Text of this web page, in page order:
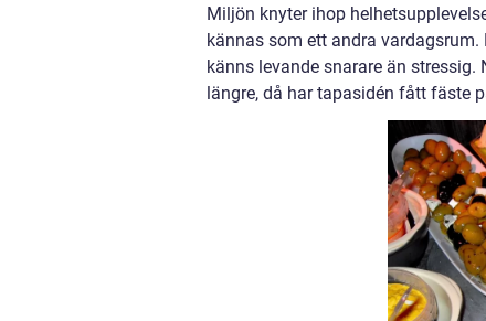
Miljön knyter ihop
kännas som ett andra
känns levande snarare än
längre, då har tapasidén fått fäste